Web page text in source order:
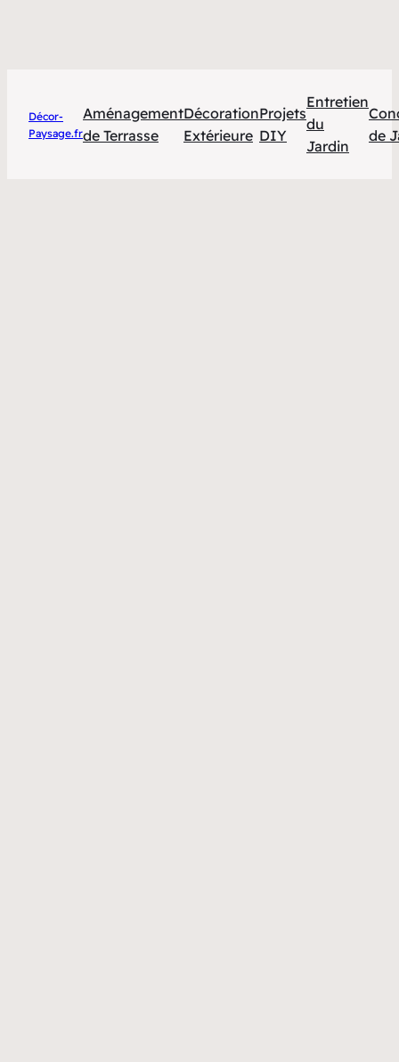
Décor-
Paysage.fr
Aménagement
de Terrasse
Décoration
Extérieure
Projets
DIY
Entretien
du
Jardin
de